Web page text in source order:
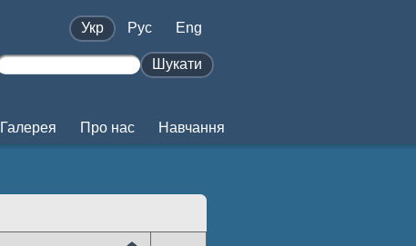
Укр
Pус Eng
Шукати
Галерея Про нас Навчання